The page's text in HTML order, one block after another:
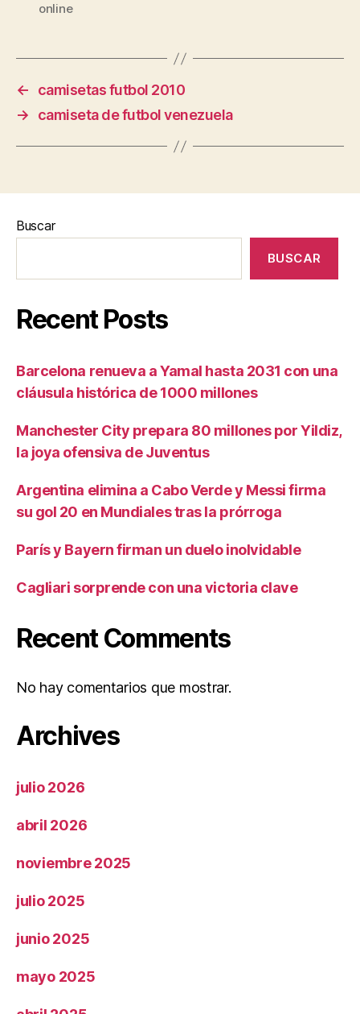
online
←
camisetas futbol 2010
→
camiseta de futbol venezuela
Buscar
BUSCAR
Recent Posts
Barcelona renueva a Yamal hasta 2031 con una
cláusula histórica de 1000 millones
Manchester City prepara 80 millones por Yildiz,
la joya ofensiva de Juventus
Argentina elimina a Cabo Verde y Messi firma
su gol 20 en Mundiales tras la prórroga
París y Bayern firman un duelo inolvidable
Cagliari sorprende con una victoria clave
Recent Comments
No hay comentarios que mostrar.
Archives
julio 2026
abril 2026
noviembre 2025
julio 2025
junio 2025
mayo 2025